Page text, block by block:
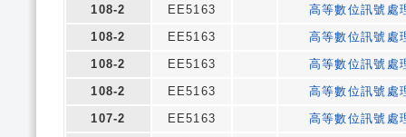
108-2
EE5163
高等數位訊號處
108-2
EE5163
高等數位訊號處
108-2
EE5163
高等數位訊號處
108-2
EE5163
高等數位訊號處
107-2
EE5163
高等數位訊號處